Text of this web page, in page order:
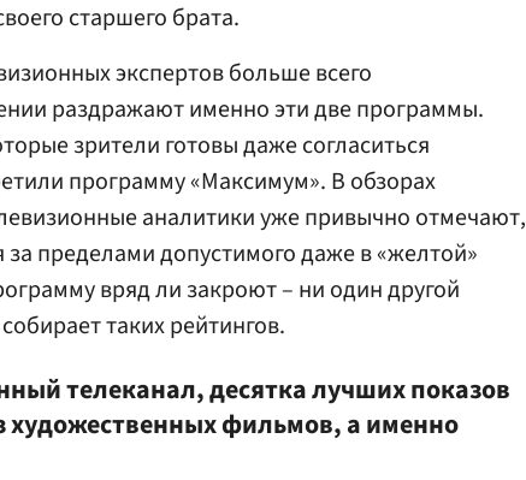
старшего брата.
экспертов больше всего
раздражают именно эти две программы.
зрители готовы даже согласиться
программу «Максимум». В обзорах
аналитики уже привычно отмечают,
пределами допустимого даже в «желтой»
вряд ли закроют – ни один другой
таких рейтингов.
телеканал, десятка лучших показов
художественных фильмов, а именно